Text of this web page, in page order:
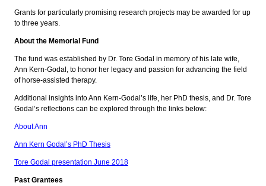
Grants for particularly promising research projects may be awarded for up
to three years.
About the Memorial Fund
The fund was established by Dr. Tore Godal in memory of his late wife,
Ann Kern-Godal, to honor her legacy and passion for advancing the field
of horse-assisted therapy.
Additional insights into Ann Kern-Godal’s life, her PhD thesis, and Dr. Tore
Godal’s reflections can be explored through the links below:
About Ann
Ann Kern Godal’s PhD Thesis
Tore Godal presentation June 2018
Past Grantees